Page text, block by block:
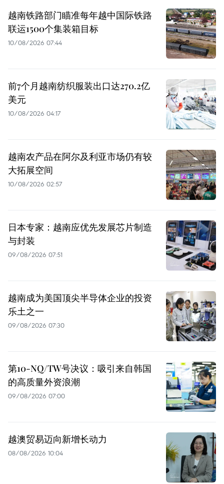
越南铁路部门瞄准每年越中国际铁路
联运1500个集装箱目标
10/08/2026 07:44
前7个月越南纺织服装出口达270.2亿
美元
10/08/2026 04:17
越南农产品在阿尔及利亚市场仍有较
大拓展空间
10/08/2026 02:57
日本专家：越南应优先发展芯片制造
与封装
09/08/2026 07:51
越南成为美国顶尖半导体企业的投资
乐土之一
09/08/2026 07:30
第10-NQ/TW号决议：吸引来自韩国
的高质量外资浪潮
09/08/2026 07:00
越澳贸易迈向新增长动力
08/08/2026 10:04